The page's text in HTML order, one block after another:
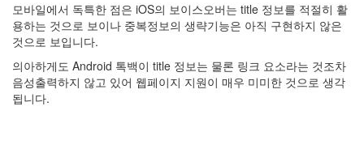
모바일에서 독특한 점은 iOS의 보이스오버는 title 정보를 적절히 활
용하는 것으로 보이나 중복정보의 생략기능은 아직 구현하지 않은
것으로 보입니다.
의아하게도 Android 톡백이 title 정보는 물론 링크 요소라는 것조차
음성출력하지 않고 있어 웹페이지 지원이 매우 미미한 것으로 생각
됩니다.
Find!